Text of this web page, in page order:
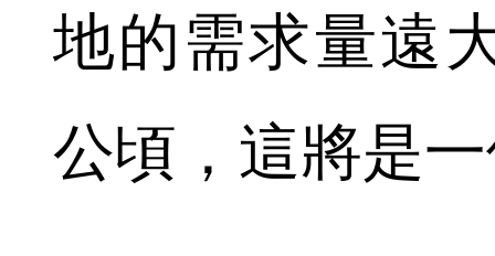
地的需求量遠
公頃，這將是